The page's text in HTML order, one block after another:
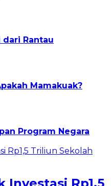
dari Rantau
Mamakuak?
Program Negara